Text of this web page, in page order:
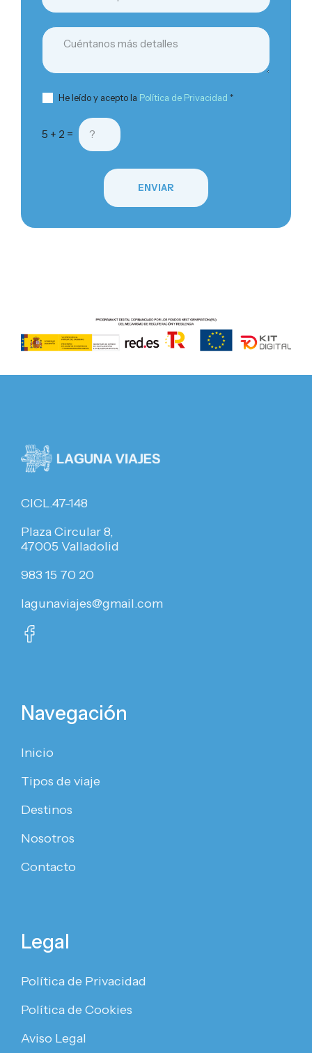
He leído y acepto la Política de Privacidad *
5 + 2 =
ENVIAR
CICL.47-148
Plaza Circular 8,
47005 Valladolid
983 15 70 20
lagunaviajes@gmail.com
Navegación
Inicio
Tipos de viaje
Destinos
Nosotros
Contacto
Legal
Política de Privacidad
Política de Cookies
Aviso Legal